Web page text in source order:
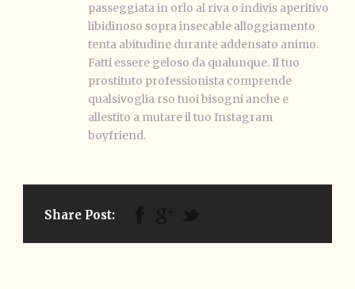
passeggiata in orlo al riva o indivis aperitivo
libidinoso sopra insecable alloggiamento
tenta abitudine durante addensato animo.
Fatti essere geloso da qualunque. Il tuo
prostituto professionista comprende
qualsivoglia rso tuoi bisogni anche e
allestito a mutare il tuo Instagram
boyfriend.
Share Post: